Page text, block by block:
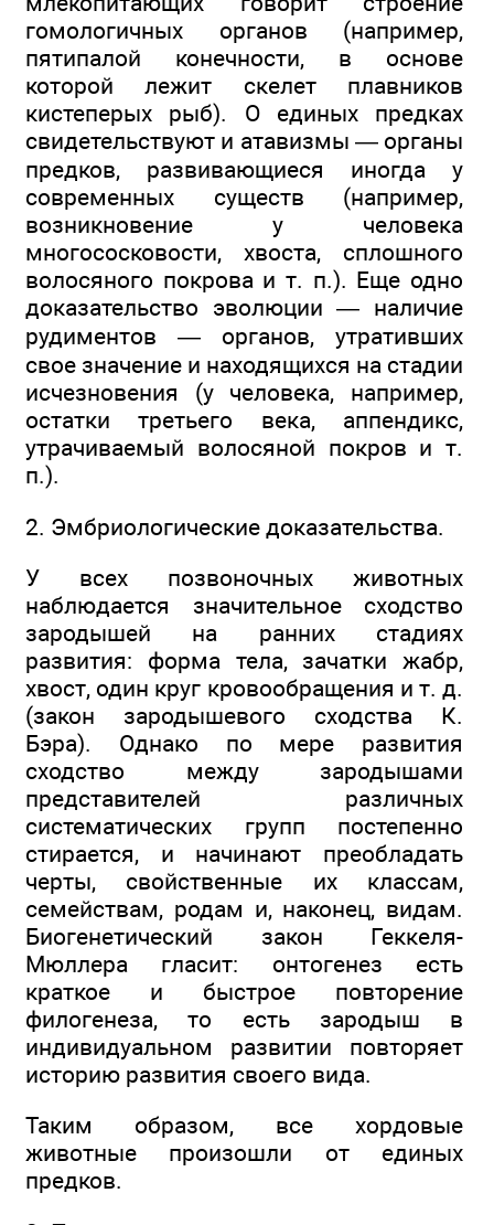
гомологичных органов (например,
пятипалой конечности, в основе
которой лежит скелет плавников
кистеперых рыб). О единых предках
свидетельствуют и атавизмы — органы
предков, развивающиеся иногда у
современных существ (например,
возникновение у человека
многососковости, хвоста, сплошного
волосяного покрова и т. п.). Еще одно
доказательство эволюции — наличие
рудиментов — органов, утративших
свое значение и находящихся на стадии
исчезновения (у человека, например,
остатки третьего века, аппендикс,
утрачиваемый волосяной покров и т.
п.).
2. Эмбриологические доказательства.
У всех позвоночных животных
наблюдается значительное сходство
зародышей на ранних стадиях
развития: форма тела, зачатки жабр,
хвост, один круг кровообращения и т. д.
(закон зародышевого сходства К.
Бэра). Однако по мере развития
сходство между зародышами
представителей различных
систематических групп постепенно
стирается, и начинают преобладать
черты, свойственные их классам,
семействам, родам и, наконец, видам.
Биогенетический закон Геккеля-
Мюллера гласит: онтогенез есть
краткое и быстрое повторение
филогенеза, то есть зародыш в
индивидуальном развитии повторяет
историю развития своего вида.
Таким образом, все хордовые
животные произошли от единых
предков.